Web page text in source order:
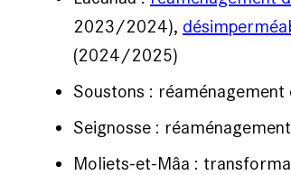
2023/2024),
(2024/2025)
Soustons : réaménagement
Seignosse :
Moliets-et-Mâa :